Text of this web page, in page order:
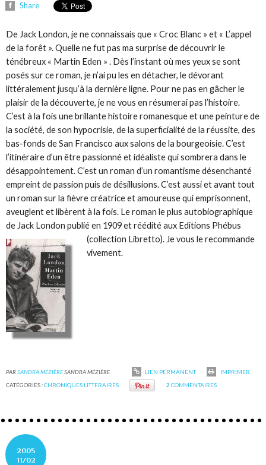
Share
De Jack London, je ne connaissais que « Croc Blanc » et « L’appel
de la forêt ». Quelle ne fut pas ma surprise de découvrir le
ténébreux « Martin Eden » . Dès l’instant où mes yeux se sont
posés sur ce roman, je n’ai pu les en détacher, le dévorant
littéralement jusqu’à la dernière ligne. Pour ne pas en gâcher le
plaisir de la découverte, je ne vous en résumerai pas l’histoire.
C’est à la fois une brillante histoire romanesque et une peinture de
la société, de son hypocrisie, de la superficialité de la réussite, des
bas-fonds de San Francisco aux salons de la bourgeoisie. C’est
l’itinéraire d’un être passionné et idéaliste qui sombrera dans le
désappointement. C’est un roman d’un romantisme désenchanté
empreint de passion puis de désillusions. C’est aussi et avant tout
un roman sur la fièvre créatrice et amoureuse qui emprisonnent,
aveuglent et libèrent à la fois. Le roman le plus autobiographique
de Jack London publié en 1909 et réédité aux Editions Phébus
(collection Libretto).Je vous le recommande
vivement.
PARSANDRA MÉZIÈRESANDRA MÉZIÈRE LIEN PERMANENT
IMPRIMER
CATÉGORIES :CHRONIQUES LITTERAIRES 2 COMMENTAIRES
2005
11/02